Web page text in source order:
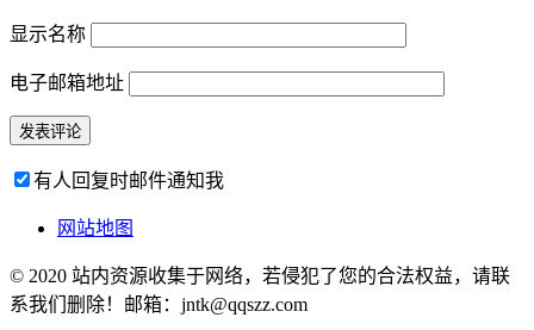
显示名称
电子邮箱地址
有人回复时邮件通知我
网站地图
© 2020 站内资源收集于网络，若侵犯了您的合法权益，请联
系我们删除！邮箱：jntk@qqszz.com